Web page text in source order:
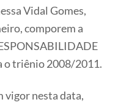
Vidal Gomes,
comporem a
o triênio 2008/2011.
vigor nesta data,